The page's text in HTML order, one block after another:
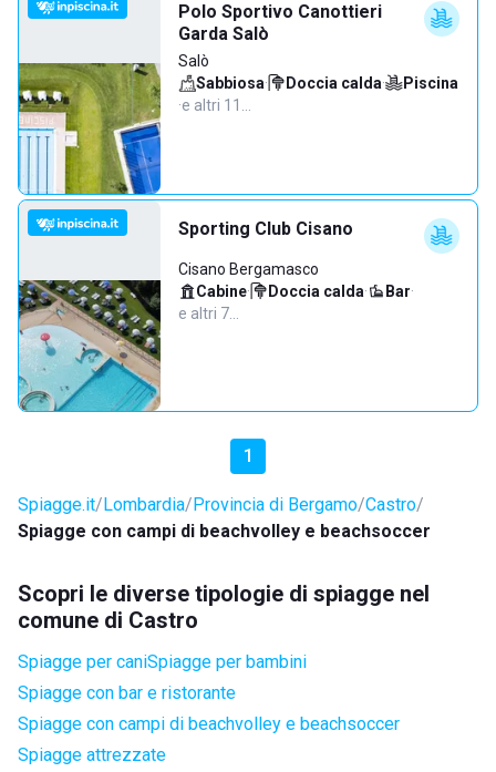
Polo Sportivo Canottieri
Garda Salò
Salò
Sabbiosa· Doccia calda·
Piscina
·e altri 11…
Sporting Club Cisano
Cisano Bergamasco
Cabine· Doccia calda· Bar·
e altri 7…
1
Spiagge.it Lombardia Provincia di Bergamo Castro
Spiagge con campi di beachvolley e beachsoccer
Scopri le diverse tipologie di spiagge nel
comune di Castro
Spiagge per caniSpiagge per bambini
Spiagge con bar e ristorante
Spiagge con campi di beachvolley e beachsoccer
Spiagge attrezzate